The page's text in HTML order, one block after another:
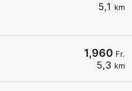
5,1 km
1,960 Fr.
5,3 km